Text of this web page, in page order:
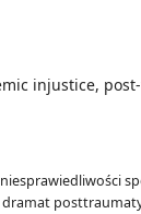
injustice